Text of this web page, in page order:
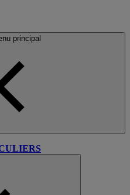
principal